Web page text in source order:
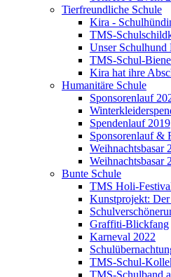
Tierfreundliche Schule
Kira -
TMS-
Unser
TMS-Schul-
Kira hat ihre
Humanitäre Schule
Sponsorenlauf
Spendenlauf 2019
Sponsorenlauf &
Weihnachtsbasar
Weihnachtsbasar
Bunte Schule
TMS Holi-
Kunstprojekt:
Graffiti-Blickfang
Karneval 2022
TMS-Schul-
TMS-Schulband